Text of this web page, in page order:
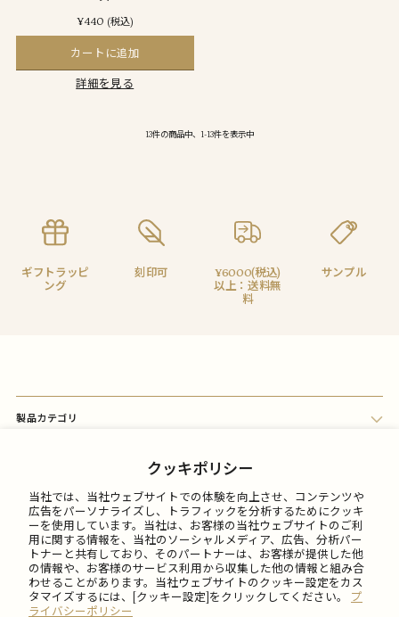
クッキポリシー
当社では、当社ウェブサイトでの体験を向上させ、コンテンツや
広告をパーソナライズし、トラフィックを分析するためにクッキ
ーを使用しています。当社は、お客様の当社ウェブサイトのご利
用に関する情報を、当社のソーシャルメディア、広告、分析パー
トナーと共有しており、そのパートナーは、お客様が提供した他
の情報や、お客様のサービス利用から収集した他の情報と組み合
わせることがあります。当社ウェブサイトのクッキー設定をカス
タマイズするには、[クッキー設定]をクリックしてください。 プ
ライバシーポリシー
¥440 (税込)
カートに追加
詳細を見る
13件の商品中、1-13件を表示中
ギフトラッピ
ング
刻印可
¥6000(税込)
以上：送料無
料
サンプル
製品カテゴリ
FAQ
ご利用について
会社情報